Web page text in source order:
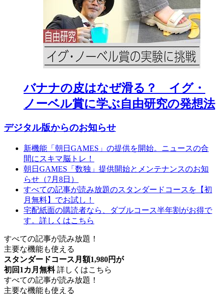
バナナの皮はなぜ滑る？ イグ・
ノーベル賞に学ぶ自由研究の発想法
デジタル版からのお知らせ
新機能「朝日GAMES」の提供を開始。ニュースの合
間にスキマ脳トレ！
朝日GAMES「数独」提供開始とメンテナンスのお知
らせ（7月8日）
すべての記事が読み放題のスタンダードコースを【初
月無料】でお試し！
宅配紙面の購読者なら、ダブルコース半年割がお得で
す。詳しくはこちら
すべての記事が読み放題！
主要な機能も使える
スタンダードコース月額1,980円が
初回1カ月無料 詳しくはこちら
すべての記事が読み放題！
主要な機能も使える